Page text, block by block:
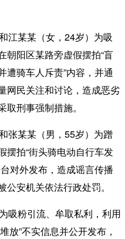
江某某（女，24岁）为吸
朝阳区某路旁虚假摆拍“盲
遭骑车人斥责”内容，并通
网民关注和讨论，造成恶劣
刑事强制措施。
张某某（男，55岁）为蹭
摆拍“街头骑电动自行车发
对外发布，造成谣言传播
安机关依法行政处罚。
吸粉引流、牟取私利，利用
放”不实信息并公开发布，